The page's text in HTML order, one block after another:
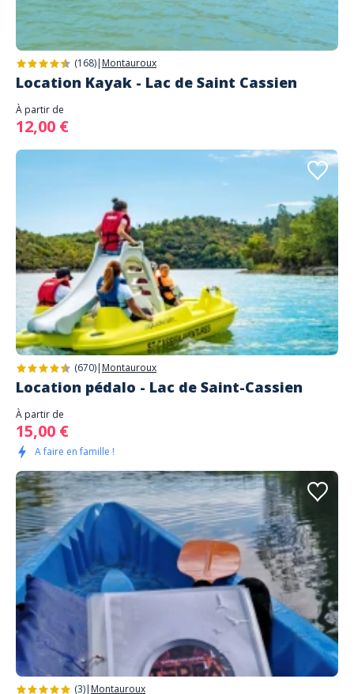
(168)| Montauroux
Location Kayak - Lac de Saint Cassien
À partir de
12,00 €
(670)| Montauroux
Location pédalo - Lac de Saint-Cassien
À partir de
15,00 €
A faire en famille !
(3)| Montauroux